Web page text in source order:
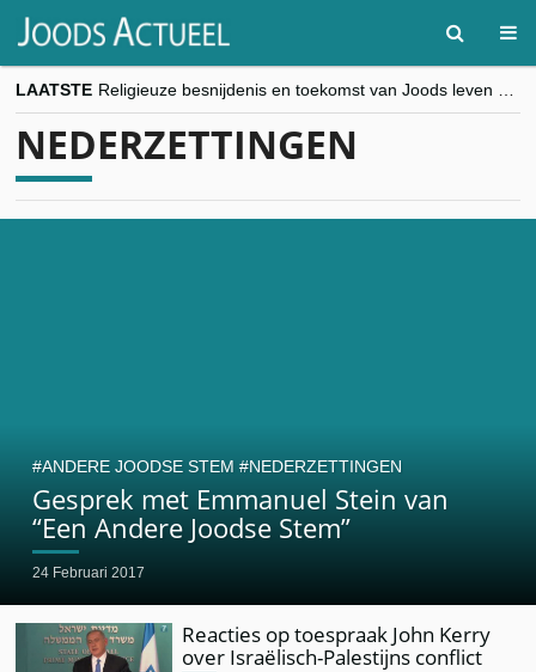
LAATSTE
“Besnijdenisdebat toont hoe moeilijk seculiere Westen minderheden begrijpt”, Jinnih Beels (Vooruit)
NEDERZETTINGEN
Gesprek met Emmanuel Stein van
“Een Andere Joodse Stem”
24 Februari 2017
ANDERE JOODSE STEM NEDERZETTINGEN
Reacties op toespraak John Kerry
over Israëlisch-Palestijns conflict